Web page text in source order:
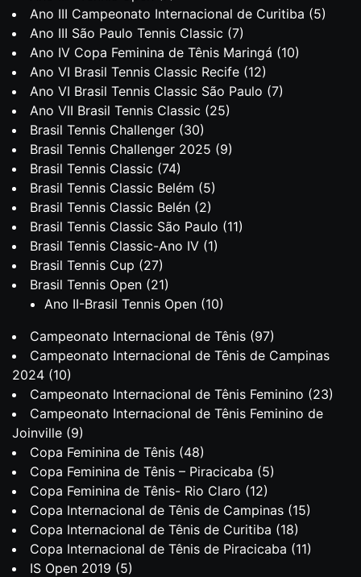
Ano III Campeonato Internacional de Curitiba (5)
Ano III São Paulo Tennis Classic (7)
Ano IV Copa Feminina de Tênis Maringá (10)
Ano VI Brasil Tennis Classic Recife (12)
Ano VI Brasil Tennis Classic São Paulo (7)
Ano VII Brasil Tennis Classic (25)
Brasil Tennis Challenger (30)
Brasil Tennis Challenger 2025 (9)
Brasil Tennis Classic (74)
Brasil Tennis Classic Belém (5)
Brasil Tennis Classic Belén (2)
Brasil Tennis Classic São Paulo (11)
Brasil Tennis Classic-Ano IV (1)
Brasil Tennis Cup (27)
Brasil Tennis Open (21)
Ano II-Brasil Tennis Open (10)
Campeonato Internacional de Tênis (97)
Campeonato Internacional de Tênis de Campinas
2024 (10)
Campeonato Internacional de Tênis Feminino (23)
Campeonato Internacional de Tênis Feminino de
Joinville (9)
Copa Feminina de Tênis (48)
Copa Feminina de Tênis – Piracicaba (5)
Copa Feminina de Tênis- Rio Claro (12)
Copa Internacional de Tênis de Campinas (15)
Copa Internacional de Tênis de Curitiba (18)
Copa Internacional de Tênis de Piracicaba (11)
IS Open 2019 (5)